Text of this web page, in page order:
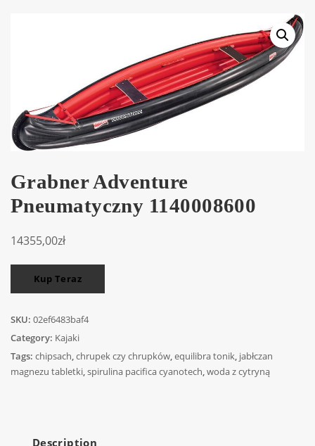
Grabner Adventure
Pneumatyczny 1140008600
14355,00zł
Kup Teraz
SKU: 02ef6483baf4
Category: Kajaki
Tags: chipsach,chrupek czy chrupków,equilibra tonik, jabłczan
magnezu tabletki,spirulina pacifica cyanotech,woda z cytryną
Description